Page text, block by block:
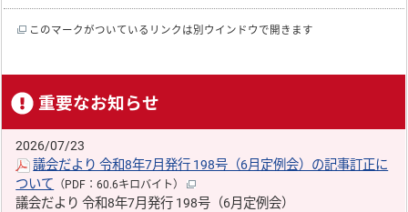
このマークがついているリンクは別ウインドウで開きます
重要なお知らせ
2026/07/23
議会だより 令和8年7月発行 198号（6月定例会）の記事訂正に
ついて （PDF：60.6キロバイト）
議会だより 令和8年7月発行 198号（6月定例会）